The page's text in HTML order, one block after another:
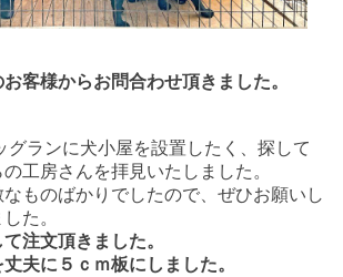
客様からお問合わせ頂きました。
グランに犬小屋を設置したく、探して
工房さんを拝見いたしました。
ものばかりでしたので、ぜひお願いし
た。
注文頂きました。
夫に５ｃｍ板にしました。